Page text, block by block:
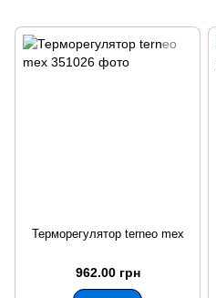
Терморегулятор terneo mex
962.00 грн